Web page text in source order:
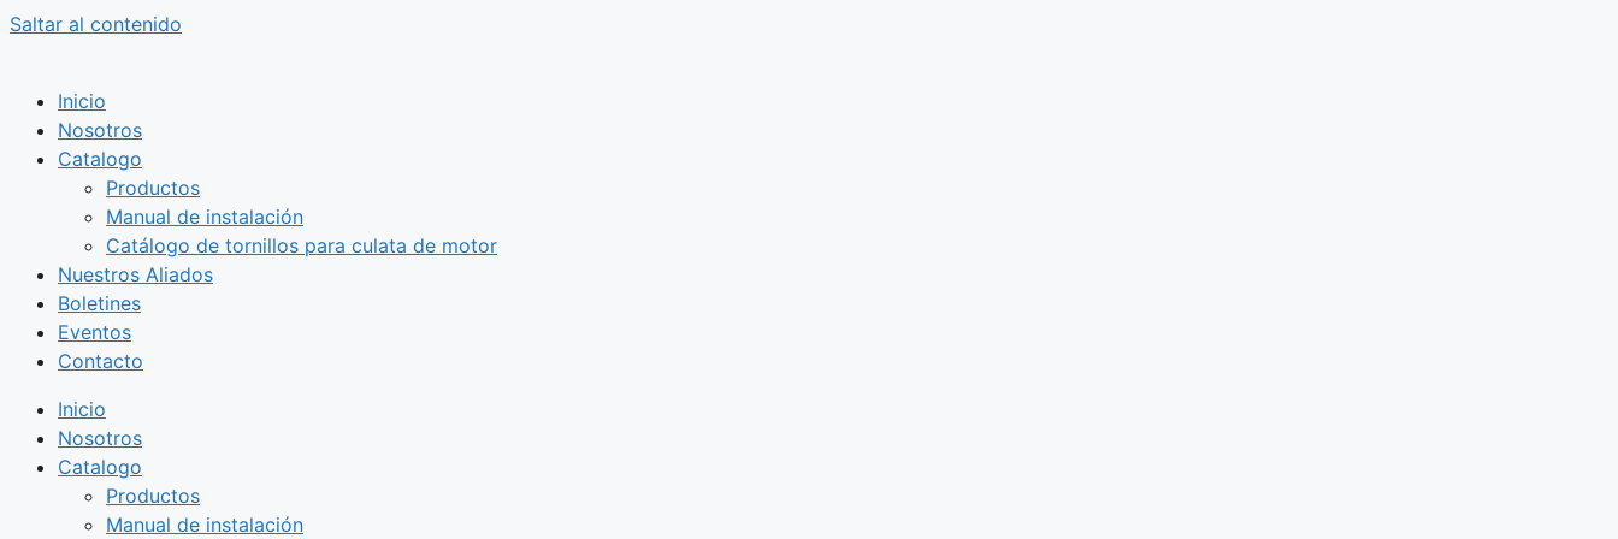
Saltar al contenido
Inicio
Nosotros
Catalogo
Productos
Manual de instalación
Catálogo de tornillos para culata de motor
Nuestros Aliados
Boletines
Eventos
Contacto
Inicio
Nosotros
Catalogo
Productos
Manual de instalación